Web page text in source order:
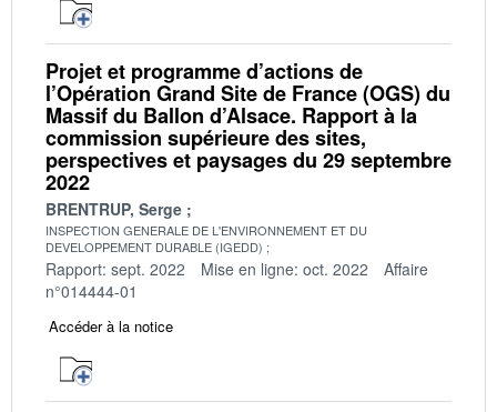
Projet et programme d’actions de
l’Opération Grand Site de France (OGS) du
Massif du Ballon d’Alsace. Rapport à la
commission supérieure des sites,
perspectives et paysages du 29 septembre
2022
BRENTRUP, Serge
INSPECTION GENERALE DE L'ENVIRONNEMENT ET DU
DEVELOPPEMENT DURABLE (IGEDD)
Rapport: sept. 2022 Mise en ligne: oct. 2022
Affaire
n°014444-01
Accéder à la notice